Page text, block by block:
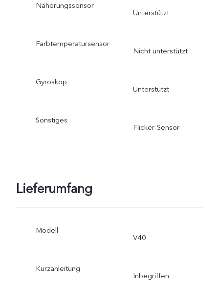
Näherungssensor
Unterstützt
Farbtemperatursensor
Nicht unterstützt
Gyroskop
Unterstützt
Sonstiges
Flicker-Sensor
Lieferumfang
Modell
V40
Kurzanleitung
Inbegriffen